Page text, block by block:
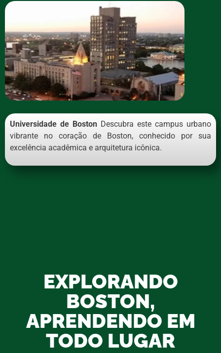
Universidade de Boston Descubra este campus urbano
vibrante no coração de Boston, conhecido por sua
excelência acadêmica e arquitetura icônica.
EXPLORANDO
BOSTON,
APRENDENDO EM
TODO LUGAR